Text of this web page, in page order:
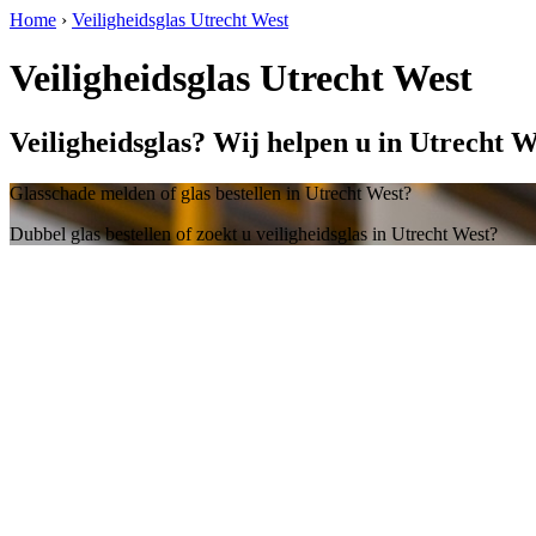
Home › Veiligheidsglas Utrecht West
Veiligheidsglas Utrecht West
Veiligheidsglas? Wij helpen u in Utrecht
Glasschade melden of glas bestellen in Utrecht West?
Dubbel glas bestellen of zoekt u veiligheidsglas in Utrecht West?